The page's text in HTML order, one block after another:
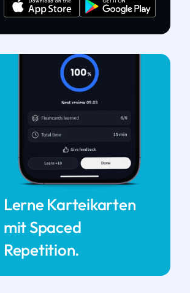
Lerne Karteikarten
mit Spaced
Repetition.